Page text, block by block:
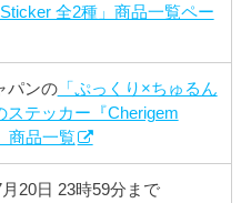
全2種」商品一覧ペー
パンの「ぷっくり×ちゅるん
ステッカー『Cherigem
商品一覧
月20日 23時59分まで